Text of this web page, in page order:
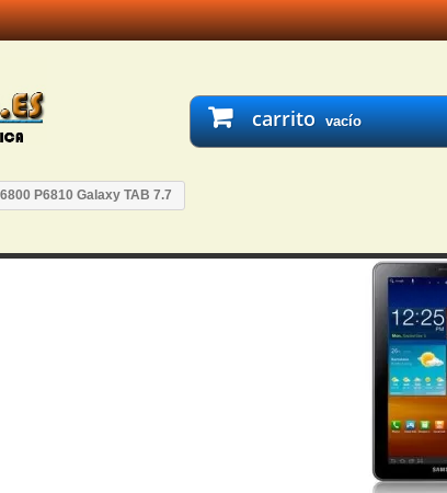
carrito vacío
P6810 Galaxy TAB 7.7